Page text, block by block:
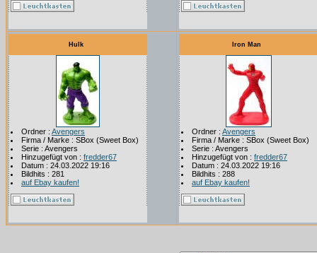
Hulk
Ordner : Avengers
Firma / Marke : SBox (Sweet Box)
Serie : Avengers
Hinzugefügt von : fredder67
Datum : 24.03.2022 19:16
Bildhits : 281
auf Ebay kaufen!
Iron Man
Ordner : Avengers
Firma / Marke : SBox (Sweet Box)
Serie : Avengers
Hinzugefügt von : fredder67
Datum : 24.03.2022 19:16
Bildhits : 288
auf Ebay kaufen!